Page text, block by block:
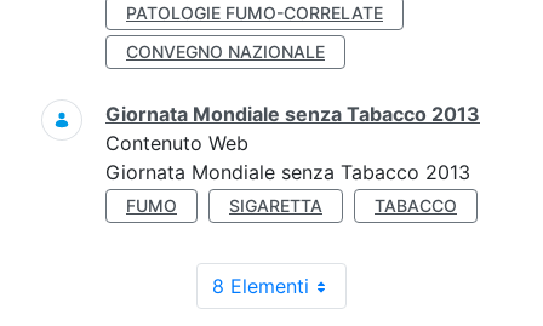
PATOLOGIE FUMO-CORRELATE
CONVEGNO NAZIONALE
Giornata Mondiale senza Tabacco 2013
Contenuto Web
Giornata Mondiale senza Tabacco 2013
FUMO SIGARETTA TABACCO
8 Elementi